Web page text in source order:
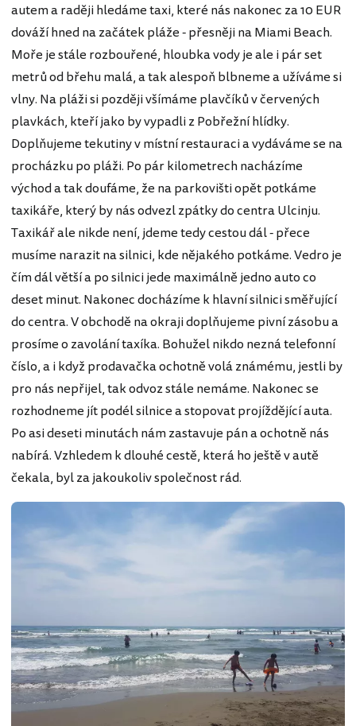
autem a raději hledáme taxi, které nás nakonec za 10 EUR
dováží hned na začátek pláže - přesněji na Miami Beach.
Moře je stále rozbouřené, hloubka vody je ale i pár set
metrů od břehu malá, a tak alespoň blbneme a užíváme si
vlny. Na pláži si později všímáme plavčíků v červených
plavkách, kteří jako by vypadli z Pobřežní hlídky.
Doplňujeme tekutiny v místní restauraci a vydáváme se na
procházku po pláži. Po pár kilometrech nacházíme
východ a tak doufáme, že na parkovišti opět potkáme
taxikáře, který by nás odvezl zpátky do centra Ulcinju.
Taxikář ale nikde není, jdeme tedy cestou dál - přece
musíme narazit na silnici, kde nějakého potkáme. Vedro je
čím dál větší a po silnici jede maximálně jedno auto co
deset minut. Nakonec docházíme k hlavní silnici směřující
do centra. V obchodě na okraji doplňujeme pivní zásobu a
prosíme o zavolání taxíka. Bohužel nikdo nezná telefonní
číslo, a i když prodavačka ochotně volá známému, jestli by
pro nás nepřijel, tak odvoz stále nemáme. Nakonec se
rozhodneme jít podél silnice a stopovat projíždějící auta.
Po asi deseti minutách nám zastavuje pán a ochotně nás
nabírá. Vzhledem k dlouhé cestě, která ho ještě v autě
čekala, byl za jakoukoliv společnost rád.